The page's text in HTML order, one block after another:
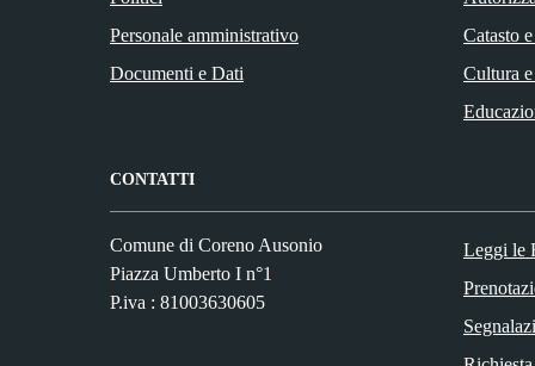
Personale amministrativo
Documenti e Dati
Catasto
Cultura
CONTATTI
Comune di Coreno Ausonio
Piazza Umberto I n°1
P.iva : 81003630605
Leggi le